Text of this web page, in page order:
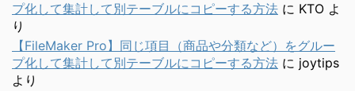
プ化して集計して別テーブルにコピーする方法 に KTO よ
り
【FileMaker Pro】同じ項目（商品や分類など）をグルー
プ化して集計して別テーブルにコピーする方法 に joytips
より